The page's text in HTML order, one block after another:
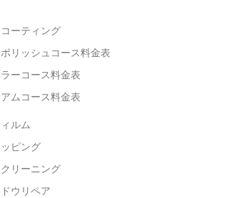
ーティング
リッシュコース料金表
ーコース料金表
ムコース料金表
ルム
ピング
リーニング
ウリペア